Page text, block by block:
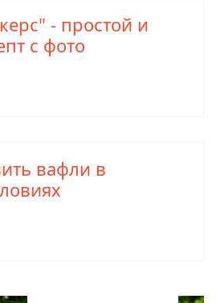
- простой и
с фото
вафли в